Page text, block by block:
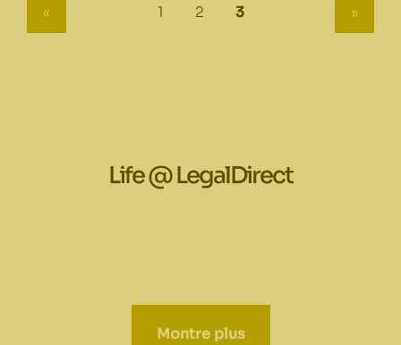
« 1 2 3(current) »
Life @ LegalDirect
Montre plus